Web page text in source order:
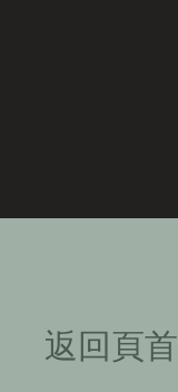
​返回頁首